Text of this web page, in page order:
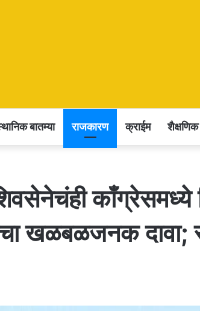
बातम्या राजकारण क्राईम शैक्षणिक
काँग्रेसमध्ये
खळबळजनक दावा;